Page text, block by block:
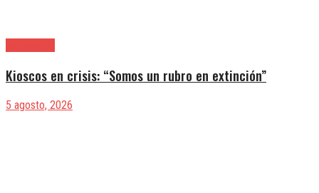
Kioscos en crisis: “Somos un rubro en extinción”
5 agosto, 2026